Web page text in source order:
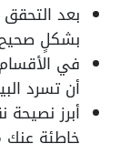
بعد التحقق
بشكلٍ
في
أن تسرد
أبرز
خاطئة عنك